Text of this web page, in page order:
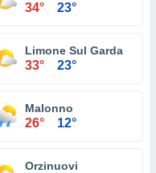
34° 23°
Limone Sul Garda
33° 23°
Malonno
26° 12°
Orzinuovi